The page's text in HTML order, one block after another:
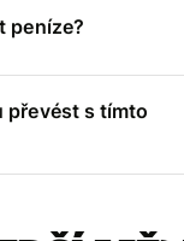
peníze?
převést s tímto